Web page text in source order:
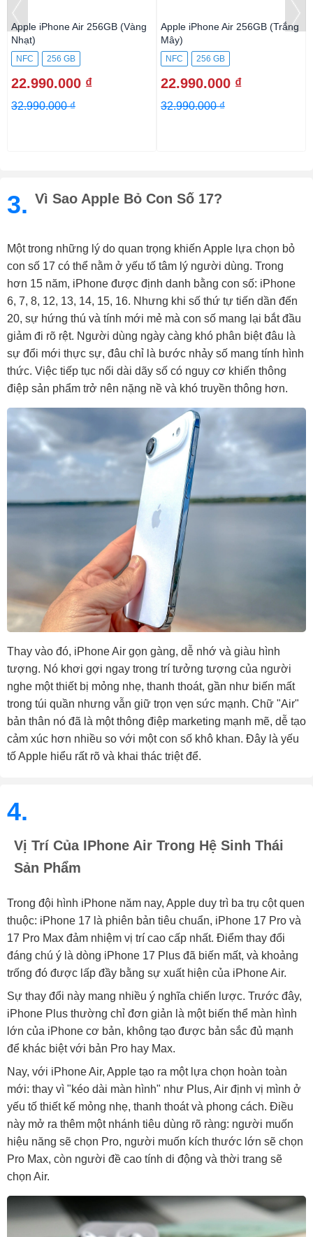
Apple iPhone Air 256GB (Vàng
Nhạt)
NFC 256 GB
22.990.000 ₫
32.990.000 ₫
Apple iPhone Air 256GB (Trắng
Mây)
NFC 256 GB
22.990.000 ₫
32.990.000 ₫
3. Vì Sao Apple Bỏ Con Số 17?
Một trong những lý do quan trọng khiến Apple lựa chọn bỏ
con số 17 có thể nằm ở yếu tố tâm lý người dùng. Trong
hơn 15 năm, iPhone được định danh bằng con số: iPhone
6, 7, 8, 12, 13, 14, 15, 16. Nhưng khi số thứ tự tiến dần đến
20, sự hứng thú và tính mới mẻ mà con số mang lại bắt đầu
giảm đi rõ rệt. Người dùng ngày càng khó phân biệt đâu là
sự đổi mới thực sự, đâu chỉ là bước nhảy số mang tính hình
thức. Việc tiếp tục nối dài dãy số có nguy cơ khiến thông
điệp sản phẩm trở nên nặng nề và khó truyền thông hơn.
Thay vào đó, iPhone Air gọn gàng, dễ nhớ và giàu hình
tượng. Nó khơi gợi ngay trong trí tưởng tượng của người
nghe một thiết bị mỏng nhẹ, thanh thoát, gần như biến mất
trong túi quần nhưng vẫn giữ trọn vẹn sức mạnh. Chữ "Air"
bản thân nó đã là một thông điệp marketing mạnh mẽ, dễ tạo
cảm xúc hơn nhiều so với một con số khô khan. Đây là yếu
tố Apple hiểu rất rõ và khai thác triệt để.
4.
Vị Trí Của IPhone Air Trong Hệ Sinh Thái
Sản Phẩm
Trong đội hình iPhone năm nay, Apple duy trì ba trụ cột quen
thuộc: iPhone 17 là phiên bản tiêu chuẩn, iPhone 17 Pro và
17 Pro Max đảm nhiệm vị trí cao cấp nhất. Điểm thay đổi
đáng chú ý là dòng iPhone 17 Plus đã biến mất, và khoảng
trống đó được lấp đầy bằng sự xuất hiện của iPhone Air.
Sự thay đổi này mang nhiều ý nghĩa chiến lược. Trước đây,
iPhone Plus thường chỉ đơn giản là một biến thể màn hình
lớn của iPhone cơ bản, không tạo được bản sắc đủ mạnh
để khác biệt với bản Pro hay Max.
Nay, với iPhone Air, Apple tạo ra một lựa chọn hoàn toàn
mới: thay vì "kéo dài màn hình" như Plus, Air định vị mình ở
yếu tố thiết kế mỏng nhẹ, thanh thoát và phong cách. Điều
này mở ra thêm một nhánh tiêu dùng rõ ràng: người muốn
hiệu năng sẽ chọn Pro, người muốn kích thước lớn sẽ chọn
Pro Max, còn người đề cao tính di động và thời trang sẽ
chọn Air.